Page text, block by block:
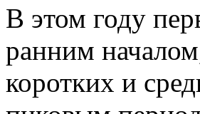
В этом году
ранним
коротких и